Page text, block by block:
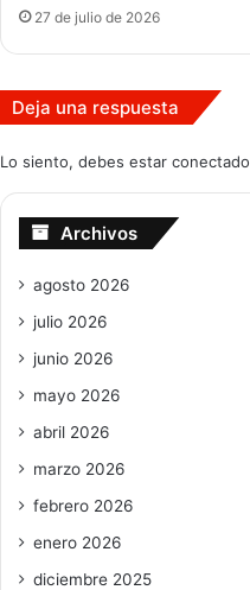
27 de julio de 2026
Deja una respuesta
Lo siento, debes estar conectado
Archivos
agosto 2026
julio 2026
junio 2026
mayo 2026
abril 2026
marzo 2026
febrero 2026
enero 2026
diciembre 2025